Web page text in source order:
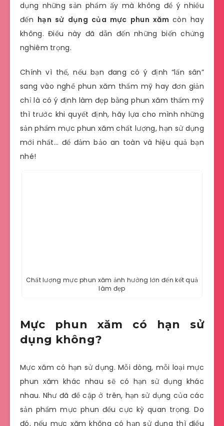
dụng những sản phẩm ấy mà không để ý nhiều
đến hạn sử dụng của mực phun xămcòn hay
không. Điều này đã dẫn đến những biến chứng
nghiêm trọng.
Chính vì thế, nếu bạn đang có ý định “lấn sân”
sang vào nghề phun xăm thẩm mỹ hay đơn giản
chỉ là có ý định làm đẹp bằng phun xăm thẩm mỹ
thì trước khi quyết định, hãy lựa cho mình những
sản phẩm mực phun xăm chất lượng, hạn sử dụng
mới nhất… để đảm bảo an toàn và hiệu quả bạn
nhé!
Chất lượng mực phun xăm ảnh hưởng lớn đến kết quả
làm đẹp
Mực phun xăm có hạn sử
dụng không?
Mực xăm có hạn sử dụng. Mỗi dòng, mỗi loại mực
phun xăm khác nhau sẽ có hạn sử dụng khác
nhau. Như đã đề cập ở trên, hạn sử dụng của các
sản phẩm mực phun đều cực kỳ quan trọng. Do
đó, nếu mực xăm không có hạn sử dụng thì điều